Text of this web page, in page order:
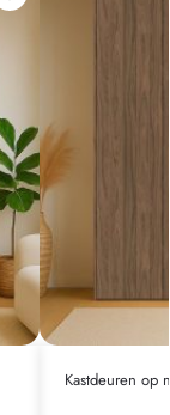
Kastdeuren op